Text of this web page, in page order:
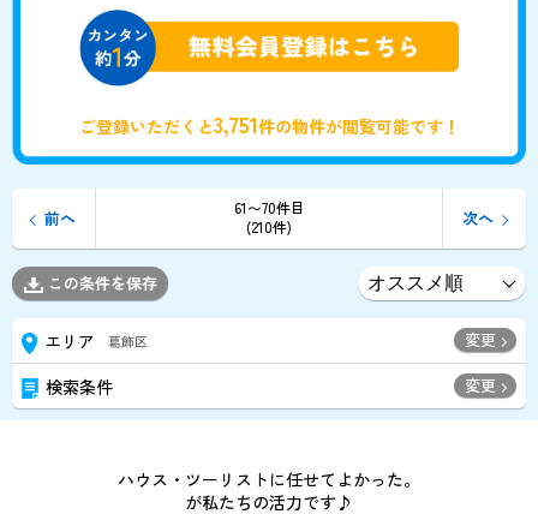
ご登録いただくと3,751件の物件が閲覧可能です！
61〜70件目
(210件)
前へ 次へ
この条件を保存
エリア 葛飾区 変更
検索条件 変更
ハウス・ツーリストに任せてよかった。
が私たちの活力です♪